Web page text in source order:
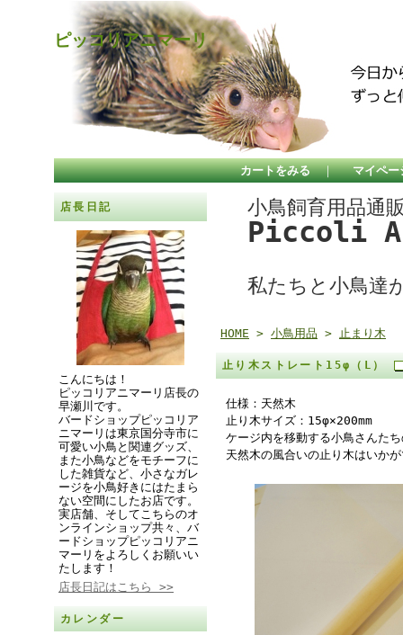
ピッコリアニマーリ
カートをみる ｜ マイペー
店長日記
こんにちは！
ピッコリアニマーリ店長の
早瀬川です。
バードショップピッコリア
ニマーリは東京国分寺市に
可愛い小鳥と関連グッズ、
また小鳥などをモチーフに
した雑貨など、小さなガレ
ージを小鳥好きにはたまら
ない空間にしたお店です。
実店舗、そしてこちらのオ
ンラインショップ共々、バ
ードショップピッコリアニ
マーリをよろしくお願いい
たします！
店長日記はこちら >>
カレンダー
小鳥飼育用品通
Piccoli
私たちと小鳥達
HOME > 小鳥用品 > 止まり木
止り木ストレート15φ（L）
仕様：天然木
止り木サイズ：15φ×200mm
ケージ内を移動する小鳥さんた
天然木の風合いの止り木はいか